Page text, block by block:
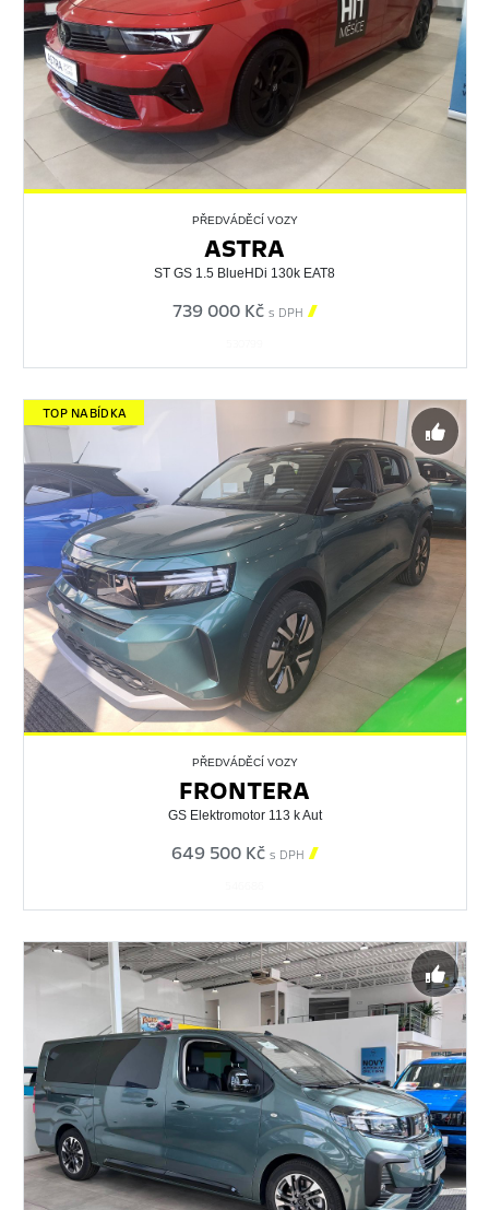
PŘEDVÁDĚCÍ VOZY
ASTRA
ST GS 1.5 BlueHDi 130k EAT8
739 000 Kč s DPH 
TOP NABÍDKA
PŘEDVÁDĚCÍ VOZY
FRONTERA
GS Elektromotor 113 k Aut
649 500 Kč s DPH 